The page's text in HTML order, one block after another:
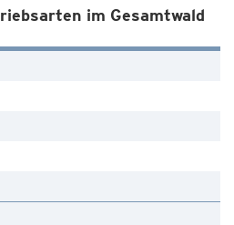
im Gesamtwald